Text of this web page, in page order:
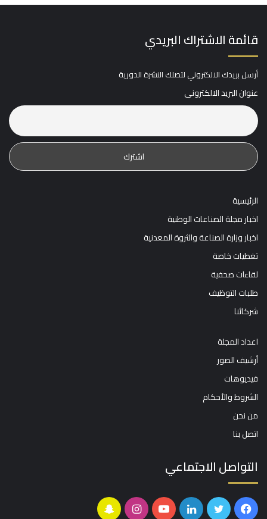
قائمة الاشتراك البريدي
أرسل بريدك الالكتروني لتصلك النشرة الدورية
عنوان البريد الالكترونى
الرئيسية
اخبار مجلة الصناعات الوطنية
اخبار وزارة الصناعة والثروة المعدنية
تغطيات خاصة
لقاءات صحفية
طلبات التوظيف
شركائنا
اعداد المجلة
أرشيف الصور
فيديوهات
الشروط والأحكام
من نحن
اتصل بنا
التواصل الاجتماعي
فيسبوكتويتر لينكدإنيوتيوبانستقرامسناب